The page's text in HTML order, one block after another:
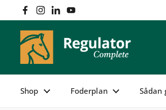
Gå til indhold
FacebookInstagram
LinkedInYouTube
Shop Foderplan Sådan